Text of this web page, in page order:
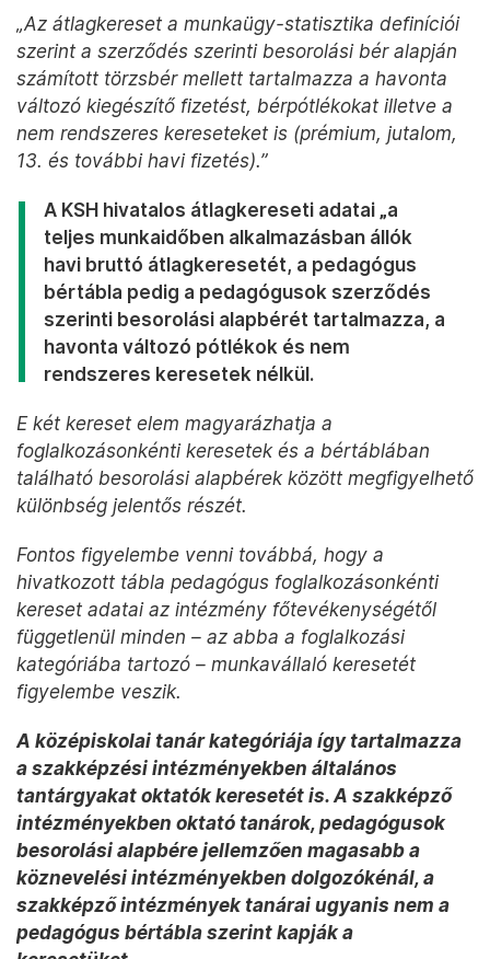
„Az átlagkereset a munkaügy-statisztika definíciói
szerint a szerződés szerinti besorolási bér alapján
számított törzsbér mellett tartalmazza a havonta
változó kiegészítő fizetést, bérpótlékokat illetve a
nem rendszeres kereseteket is (prémium, jutalom,
13. és további havi fizetés).”
A KSH hivatalos átlagkereseti adatai „a
teljes munkaidőben alkalmazásban állók
havi bruttó átlagkeresetét, a pedagógus
bértábla pedig a pedagógusok szerződés
szerinti besorolási alapbérét tartalmazza, a
havonta változó pótlékok és nem
rendszeres keresetek nélkül.
E két kereset elem magyarázhatja a
foglalkozásonkénti keresetek és a bértáblában
található besorolási alapbérek között megfigyelhető
különbség jelentős részét.
Fontos figyelembe venni továbbá, hogy a
hivatkozott tábla pedagógus foglalkozásonkénti
kereset adatai az intézmény főtevékenységétől
függetlenül minden – az abba a foglalkozási
kategóriába tartozó – munkavállaló keresetét
figyelembe veszik.
A középiskolai tanár kategóriája így tartalmazza
a szakképzési intézményekben általános
tantárgyakat oktatók keresetét is. A szakképző
intézményekben oktató tanárok, pedagógusok
besorolási alapbére jellemzően magasabb a
köznevelési intézményekben dolgozókénál, a
szakképző intézmények tanárai ugyanis nem a
pedagógus bértábla szerint kapják a